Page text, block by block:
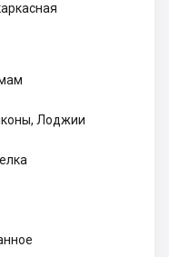
Лоджии